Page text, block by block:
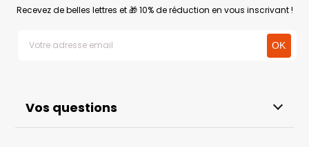
Vos questions
Recevez de belles lettres et 🎁 10% de réduction en vous inscrivant !